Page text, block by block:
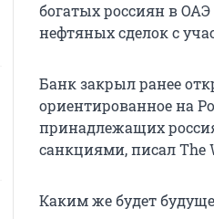
богатых россиян в
нефтяных сделок с
Банк закрыл ранее
ориентированное на
принадлежащих
санкциями, писал The
Каким же будет